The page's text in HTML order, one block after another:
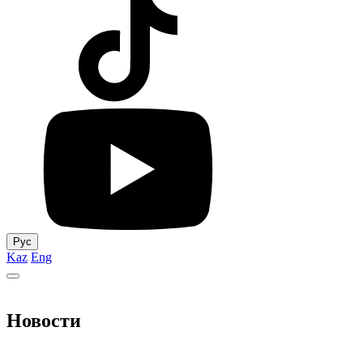
Рус
Kaz Eng
Новости